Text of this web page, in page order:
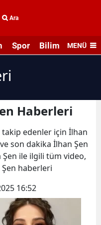
Ara
Spor Bilim veMENÜ
Haberleri
edenler için İlhan
son dakika İlhan Şen
ile ilgili tüm video,
haberleri
16:52